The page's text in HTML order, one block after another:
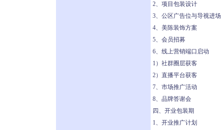
2、项目包装设计
3、公区广告位与导视进场
4、美陈装饰方案
5、会员招募
6、线上营销端口启动
1）社群圈层获客
2）直播平台获客
7、市场推广活动
8、品牌答谢会
四、开业包装期
1、开业推广计划